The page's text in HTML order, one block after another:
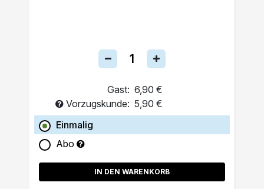
Gast: 6,90 €
Vorzugskunde: 5,90 €
Einmalig
Abo
IN DEN WARENKORB